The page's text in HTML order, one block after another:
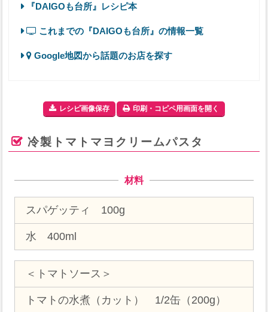
『DAIGOも台所』レシピ本
これまでの『DAIGOも台所』の情報一覧
Google地図から話題のお店を探す
レシピ画像保存 印刷・コピペ用画面を開く
冷製トマトマヨクリームパスタ
材料
スパゲッティ 100g
水 400ml
＜トマトソース＞
トマトの水煮（カット） 1/2缶（200g）